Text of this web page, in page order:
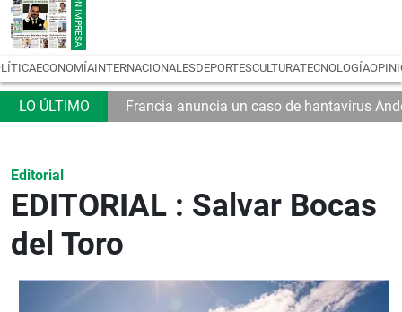
ECONOMÍAINTERNACIONALESDEPORTESCULTURATECNOLOGÍA
Francia anuncia un caso de hantavirus
Editorial
EDITORIAL : Salvar Bocas
del Toro